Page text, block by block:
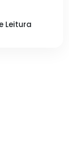
Leitura